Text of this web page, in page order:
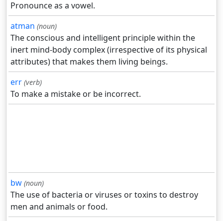
Pronounce as a vowel.
atman (noun)
The conscious and intelligent principle within the
inert mind-body complex (irrespective of its physical
attributes) that makes them living beings.
err (verb)
To make a mistake or be incorrect.
bw (noun)
The use of bacteria or viruses or toxins to destroy
men and animals or food.